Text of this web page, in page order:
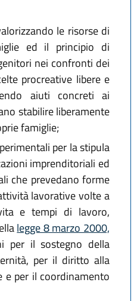
le risorse di
ed il principio di
nei confronti dei
procreative libere e
aiuti concreti ai
stabilire liberamente
famiglie;
per la stipula
imprenditoriali ed
che prevedano forme
lavorative volte a
e tempi di lavoro,
legge 8 marzo 2000,
per il sostegno della
per il diritto alla
e per il coordinamento